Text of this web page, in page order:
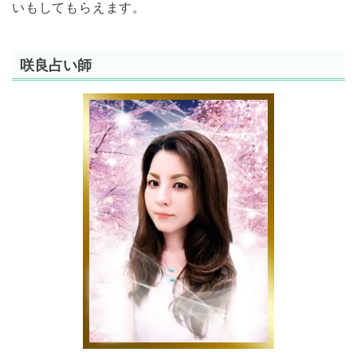
いもしてもらえます。
咲良占い師